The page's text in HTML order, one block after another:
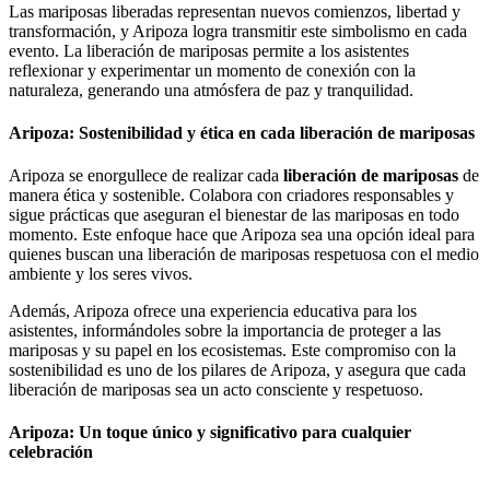
Las mariposas liberadas representan nuevos comienzos, libertad y
transformación, y Aripoza logra transmitir este simbolismo en cada
evento. La liberación de mariposas permite a los asistentes
reflexionar y experimentar un momento de conexión con la
naturaleza, generando una atmósfera de paz y tranquilidad.
Aripoza: Sostenibilidad y ética en cada liberación de mariposas
Aripoza se enorgullece de realizar cada liberación de mariposas de
manera ética y sostenible. Colabora con criadores responsables y
sigue prácticas que aseguran el bienestar de las mariposas en todo
momento. Este enfoque hace que Aripoza sea una opción ideal para
quienes buscan una liberación de mariposas respetuosa con el medio
ambiente y los seres vivos.
Además, Aripoza ofrece una experiencia educativa para los
asistentes, informándoles sobre la importancia de proteger a las
mariposas y su papel en los ecosistemas. Este compromiso con la
sostenibilidad es uno de los pilares de Aripoza, y asegura que cada
liberación de mariposas sea un acto consciente y respetuoso.
Aripoza: Un toque único y significativo para cualquier
celebración